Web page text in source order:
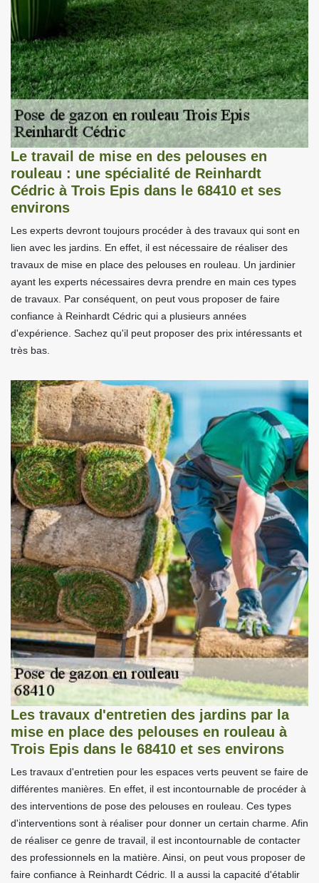
Le travail de mise en des pelouses en
rouleau : une spécialité de Reinhardt
Cédric à Trois Epis dans le 68410 et ses
environs
Les experts devront toujours procéder à des travaux qui sont en
lien avec les jardins. En effet, il est nécessaire de réaliser des
travaux de mise en place des pelouses en rouleau. Un jardinier
ayant les experts nécessaires devra prendre en main ces types
de travaux. Par conséquent, on peut vous proposer de faire
confiance à Reinhardt Cédric qui a plusieurs années
d'expérience. Sachez qu'il peut proposer des prix intéressants et
très bas.
Les travaux d'entretien des jardins par la
mise en place des pelouses en rouleau à
Trois Epis dans le 68410 et ses environs
Les travaux d'entretien pour les espaces verts peuvent se faire de
différentes manières. En effet, il est incontournable de procéder à
des interventions de pose des pelouses en rouleau. Ces types
d'interventions sont à réaliser pour donner un certain charme. Afin
de réaliser ce genre de travail, il est incontournable de contacter
des professionnels en la matière. Ainsi, on peut vous proposer de
faire confiance à Reinhardt Cédric. Il a aussi la capacité d'établir